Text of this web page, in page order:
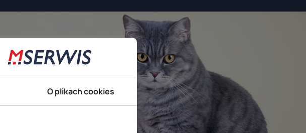
O plikach cookies